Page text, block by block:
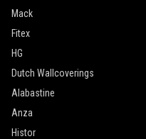
Mack
Fitex
HG
Dutch Wallcoverings
Alabastine
Anza
Histor